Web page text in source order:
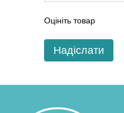
Оцініть товар
Надіслати